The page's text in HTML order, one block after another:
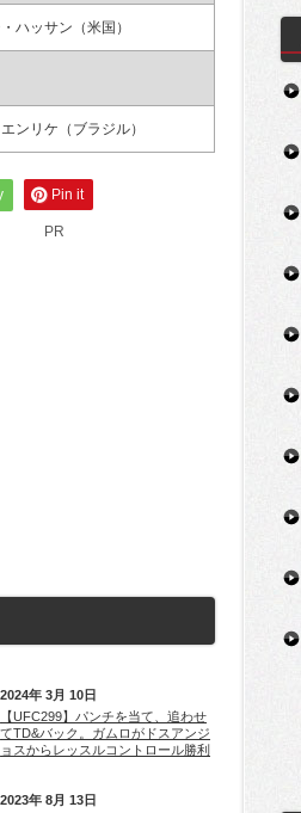
ハッサン（米国）
ンリケ（ブラジル）
Pin it
PR
2024年 3月 10日
【UFC299】パンチを当て、追わせ
てTD&バック。ガムロがドスアンジ
ョスからレッスルコントロール勝利
2023年 8月 13日